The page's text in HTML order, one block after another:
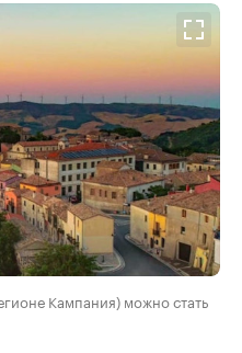
Кампания) можно стать